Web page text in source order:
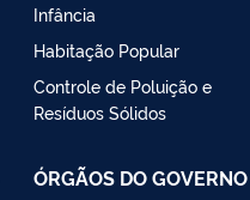
Infância
Habitação Popular
Controle de Poluição e
Resíduos Sólidos
ÓRGÃOS DO GOVERNO